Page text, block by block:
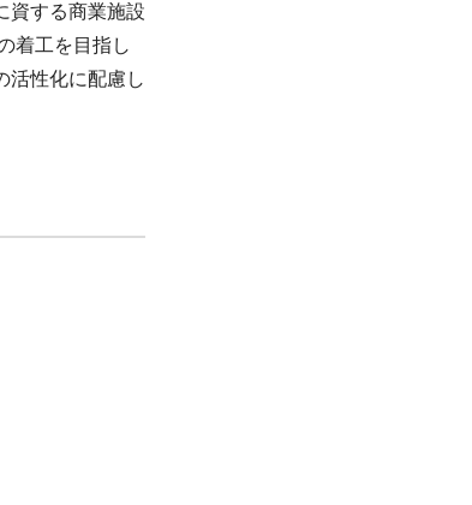
資する商業施設
着工を目指し
活性化に配慮し